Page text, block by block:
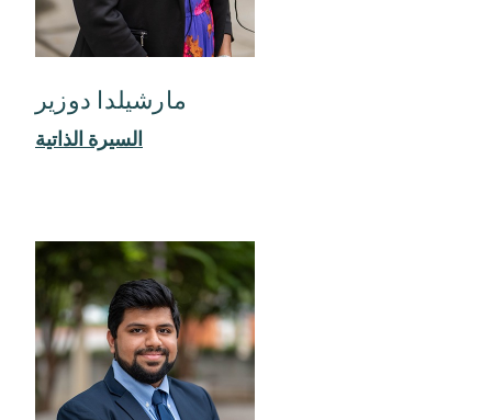
مارشيلدا دوزير
السيرة الذاتية